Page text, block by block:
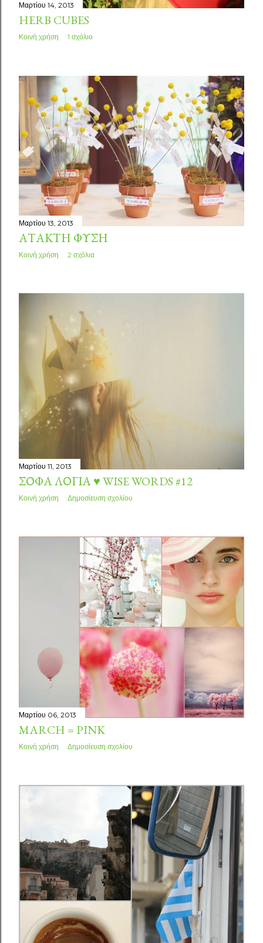
Μαρτίου 14, 2013
HERB CUBES
Κοινή χρήση 1 σχόλιο
Μαρτίου 13, 2013
ΆΤΑΚΤΗ ΦΎΣΗ
Κοινή χρήση 2 σχόλια
Μαρτίου 11, 2013
ΣΟΦΆ ΛΌΓΙΑ ♥ WISE WORDS #12
Κοινή χρήση Δημοσίευση σχολίου
Μαρτίου 06, 2013
MARCH = PINK
Κοινή χρήση Δημοσίευση σχολίου